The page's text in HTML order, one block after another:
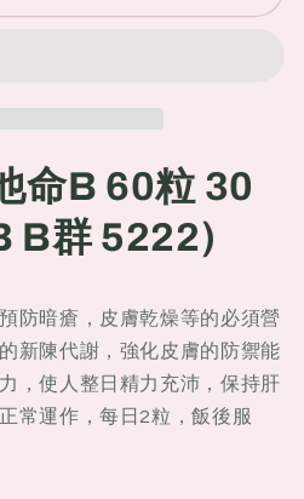
命B 60粒 30
B群 5222)
防暗瘡，皮膚乾燥等的必須營
新陳代謝，強化皮膚的防禦能
，使人整日精力充沛，保持肝
常運作，每日2粒，飯後服